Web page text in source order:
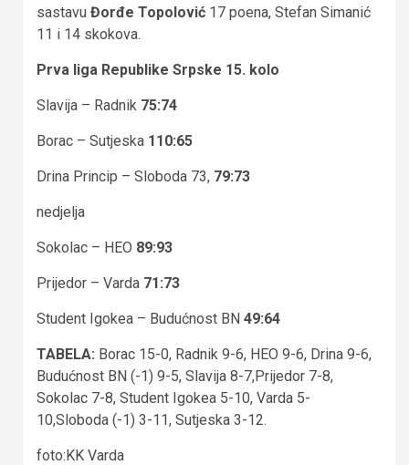
sastavu Đorđe Topolović 17 poena, Stefan Simanić
11 i 14 skokova.
Prva liga Republike Srpske 15. kolo
Slavija – Radnik 75:74
Borac – Sutjeska 110:65
Drina Princip – Sloboda 73, 79:73
nedjelja
Sokolac – HEO 89:93
Prijedor – Varda 71:73
Student Igokea – Budućnost BN 49:64
TABELA: Borac 15-0, Radnik 9-6, HEO 9-6, Drina 9-6,
Budućnost BN (-1) 9-5, Slavija 8-7,Prijedor 7-8,
Sokolac 7-8, Student Igokea 5-10, Varda 5-
10,Sloboda (-1) 3-11, Sutjeska 3-12.
foto:KK Varda